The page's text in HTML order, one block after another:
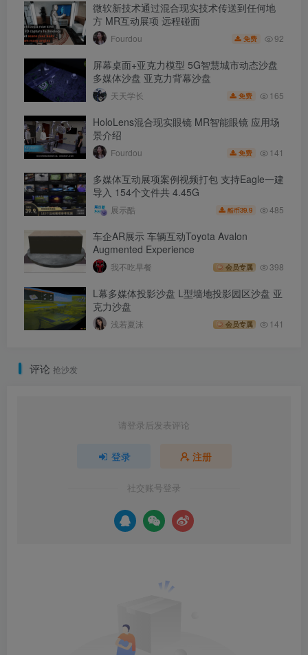
微软新技术通过混合现实技术传送到任何地
方 MR互动展项 远程碰面
Fourdou 免费 92
屏幕桌面+亚克力模型 5G智慧城市动态沙盘
多媒体沙盘 亚克力背幕沙盘
天天学长 免费 165
HoloLens混合现实眼镜 MR智能眼镜 应用场
景介绍
Fourdou 免费 141
多媒体互动展项案例视频打包 支持Eagle一建
导入 154个文件共 4.45G
展示酷 酷币39.9 485
车企AR展示 车辆互动Toyota Avalon
Augmented Experience
我不吃早餐 会员专属 398
L幕多媒体投影沙盘 L型墙地投影园区沙盘 亚
克力沙盘
浅若夏沫 会员专属 141
评论 抢沙发
请登录后发表评论
登录 注册
社交账号登录